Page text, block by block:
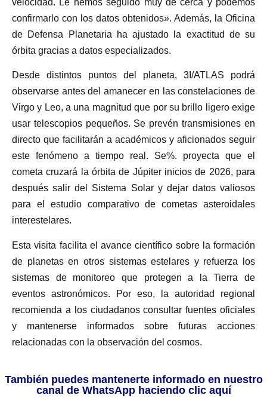
confirmarlo con los datos obtenidos». Además, la Oficina
de Defensa Planetaria ha ajustado la exactitud de su
órbita gracias a datos especializados.
Desde distintos puntos del planeta, 3I/ATLAS podrá
observarse antes del amanecer en las constelaciones de
Virgo y Leo, a una magnitud que por su brillo ligero exige
usar telescopios pequeños. Se prevén transmisiones en
directo que facilitarán a académicos y aficionados seguir
este fenómeno a tiempo real. Se%. proyecta que el
cometa cruzará la órbita de Júpiter inicios de 2026, para
después salir del Sistema Solar y dejar datos valiosos
para el estudio comparativo de cometas asteroidales
interestelares.
Esta visita facilita el avance científico sobre la formación
de planetas en otros sistemas estelares y refuerza los
sistemas de monitoreo que protegen a la Tierra de
eventos astronómicos. Por eso, la autoridad regional
recomienda a los ciudadanos consultar fuentes oficiales
y mantenerse informados sobre futuras acciones
relacionadas con la observación del cosmos.
También puedes mantenerte informado en nuestro
canal de WhatsApp haciendo clic aquí